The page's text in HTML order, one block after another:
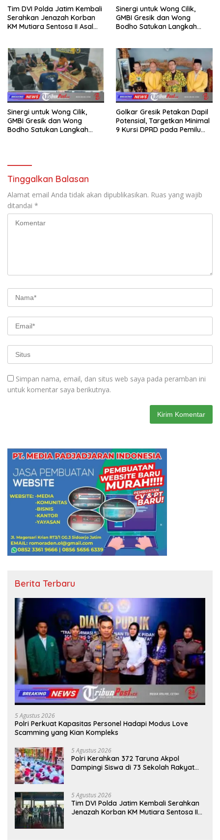
Tim DVI Polda Jatim Kembali
Serahkan Jenazah Korban
KM Mutiara Sentosa II Asal
Sinergi untuk Wong Cilik,
GMBI Gresik dan Wong
Bodho Satukan Langkah
Sinergi untuk Wong Cilik,
GMBI Gresik dan Wong
Bodho Satukan Langkah
Golkar Gresik Petakan Dapil
Potensial, Targetkan Minimal
9 Kursi DPRD pada Pemilu
Tinggalkan Balasan
Alamat email Anda tidak akan dipublikasikan. Ruas yang wajib
ditandai *
Simpan nama, email, dan situs web saya pada peramban ini
untuk komentar saya berikutnya.
Berita Terbaru
5 Agustus 2026
Polri Perkuat Kapasitas Personel Hadapi Modus Love
Scamming yang Kian Kompleks
5 Agustus 2026
Polri Kerahkan 372 Taruna Akpol
Dampingi Siswa di 73 Sekolah Rakyat
5 Agustus 2026
Tim DVI Polda Jatim Kembali Serahkan
Jenazah Korban KM Mutiara Sentosa II